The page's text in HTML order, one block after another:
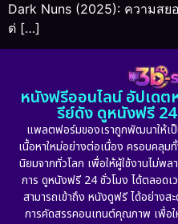
Dark Nuns (2025): ความส
ต่ […]
หนังฟรีออนไลน์ อัปเดต
รีย์ดัง ดูหนังฟรี
แพลตฟอร์มของเราถูกพัฒนาให้เ
เนื้อหาใหม่อย่างต่อเนื่อง ครอบคลุ
นิยมจากทั่วโลก เพื่อให้ผู้ใช้งานไม่พ
การ ดูหนังฟรี 24 ชั่วโมง ได้ตลอดเ
สามารถเข้าถึง หนังดูฟรี ได้อย่าง
การคัดสรรคอนเทนต์คุณภาพ เพื่อ